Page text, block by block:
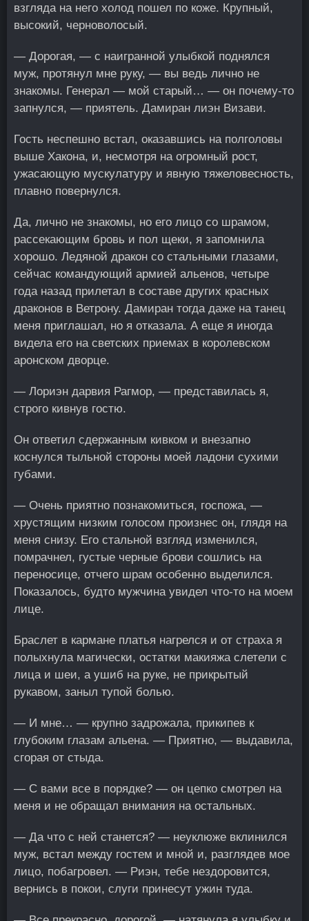
взгляда на него холод пошел по коже. Крупный,
высокий, черноволосый.
— Дорогая, — с наигранной улыбкой поднялся
муж, протянул мне руку, — вы ведь лично не
знакомы. Генерал — мой старый… — он почему-то
запнулся, — приятель. Дамиран лиэн Визави.
Гость неспешно встал, оказавшись на полголовы
выше Хакона, и, несмотря на огромный рост,
ужасающую мускулатуру и явную тяжеловесность,
плавно повернулся.
Да, лично не знакомы, но его лицо со шрамом,
рассекающим бровь и пол щеки, я запомнила
хорошо. Ледяной дракон со стальными глазами,
сейчас командующий армией альенов, четыре
года назад прилетал в составе других красных
драконов в Ветрону. Дамиран тогда даже на танец
меня приглашал, но я отказала. А еще я иногда
видела его на светских приемах в королевском
аронском дворце.
— Лориэн дарвия Рагмор, — представилась я,
строго кивнув гостю.
Он ответил сдержанным кивком и внезапно
коснулся тыльной стороны моей ладони сухими
губами.
— Очень приятно познакомиться, госпожа, —
хрустящим низким голосом произнес он, глядя на
меня снизу. Его стальной взгляд изменился,
помрачнел, густые черные брови сошлись на
переносице, отчего шрам особенно выделился.
Показалось, будто мужчина увидел что-то на моем
лице.
Браслет в кармане платья нагрелся и от страха я
полыхнула магически, остатки макияжа слетели с
лица и шеи, а ушиб на руке, не прикрытый
рукавом, заныл тупой болью.
— И мне… — крупно задрожала, прикипев к
глубоким глазам альена. — Приятно, — выдавила,
сгорая от стыда.
— С вами все в порядке? — он цепко смотрел на
меня и не обращал внимания на остальных.
— Да что с ней станется? — неуклюже вклинился
муж, встал между гостем и мной и, разглядев мое
лицо, побагровел. — Риэн, тебе нездоровится,
вернись в покои, слуги принесут ужин туда.